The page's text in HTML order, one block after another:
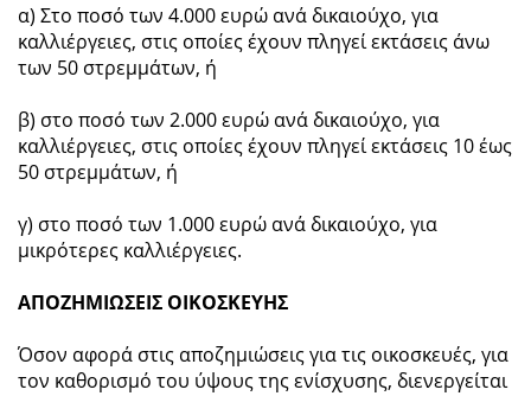
α) Στο ποσό των 4.000 ευρώ ανά δικαιούχο, για
καλλιέργειες, στις οποίες έχουν πληγεί εκτάσεις άνω
των 50 στρεμμάτων, ή
β) στο ποσό των 2.000 ευρώ ανά δικαιούχο, για
καλλιέργειες, στις οποίες έχουν πληγεί εκτάσεις 10 έως
50 στρεμμάτων, ή
γ) στο ποσό των 1.000 ευρώ ανά δικαιούχο, για
μικρότερες καλλιέργειες.
ΑΠΟΖΗΜΙΩΣΕΙΣ ΟΙΚΟΣΚΕΥΗΣ
Όσον αφορά στις αποζημιώσεις για τις οικοσκευές, για
τον καθορισμό του ύψους της ενίσχυσης, διενεργείται